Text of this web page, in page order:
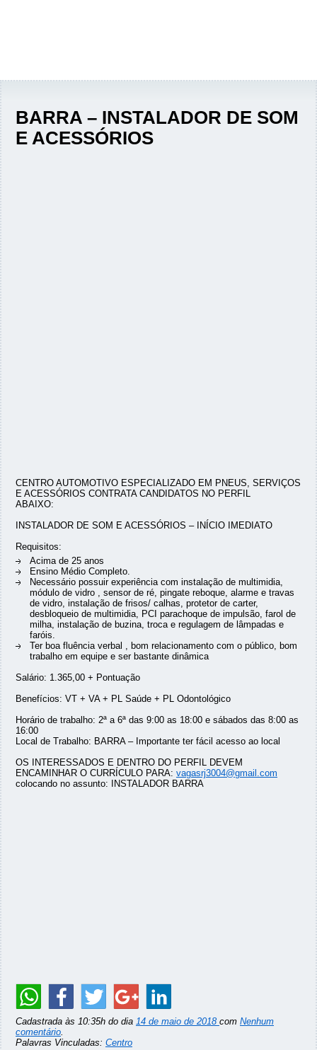
BARRA – INSTALADOR DE SOM
E ACESSÓRIOS
CENTRO AUTOMOTIVO ESPECIALIZADO EM PNEUS, SERVIÇOS
E ACESSÓRIOS CONTRATA CANDIDATOS NO PERFIL
ABAIXO:
INSTALADOR DE SOM E ACESSÓRIOS – INÍCIO IMEDIATO
Requisitos:
Acima de 25 anos
Ensino Médio Completo.
Necessário possuir experiência com instalação de multimidia,
módulo de vidro , sensor de ré, pingate reboque, alarme e travas
de vidro, instalação de frisos/ calhas, protetor de carter,
desbloqueio de multimidia, PCI parachoque de impulsão, farol de
milha, instalação de buzina, troca e regulagem de lâmpadas e
faróis.
Ter boa fluência verbal , bom relacionamento com o público, bom
trabalho em equipe e ser bastante dinâmica
Salário: 1.365,00 + Pontuação
Benefícios: VT + VA + PL Saúde + PL Odontológico
Horário de trabalho: 2ª a 6ª das 9:00 as 18:00 e sábados das 8:00 as
16:00
Local de Trabalho: BARRA – Importante ter fácil acesso ao local
OS INTERESSADOS E DENTRO DO PERFIL DEVEM
ENCAMINHAR O CURRÍCULO PARA: vagasrj3004@gmail.com
colocando no assunto: INSTALADOR BARRA
Cadastrada às 10:35h do dia 14 de maio de 2018 com Nenhum
comentário.
Palavras Vinculadas: Centro